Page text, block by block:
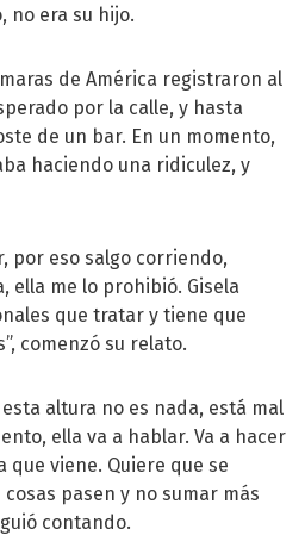
no era su hijo.
de América registraron al
por la calle, y hasta
de un bar. En un momento,
haciendo una ridiculez, y
por eso salgo corriendo,
ella me lo prohibió. Gisela
que tratar y tiene que
comenzó su relato.
altura no es nada, está mal
ella va a hablar. Va a hacer
que viene. Quiere que se
pasen y no sumar más
contando.